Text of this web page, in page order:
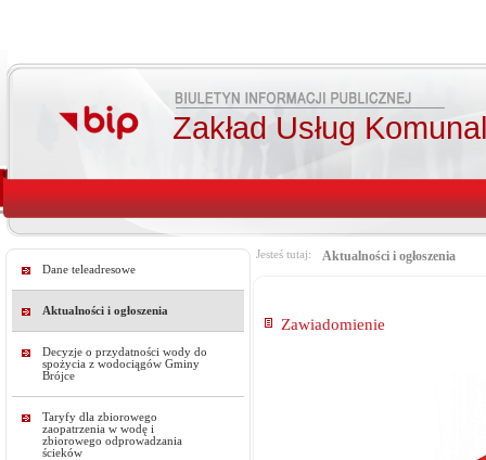
Zakład Usług
Dane teleadresowe
Aktualności i ogłoszenia
Decyzje o przydatności wody do
spożycia z wodociągów Gminy
Brójce
Taryfy dla zbiorowego
zaopatrzenia w wodę i
zbiorowego odprowadzania
ścieków
Jesteś tutaj: Aktualności i ogłoszenia
Zawiadomienie